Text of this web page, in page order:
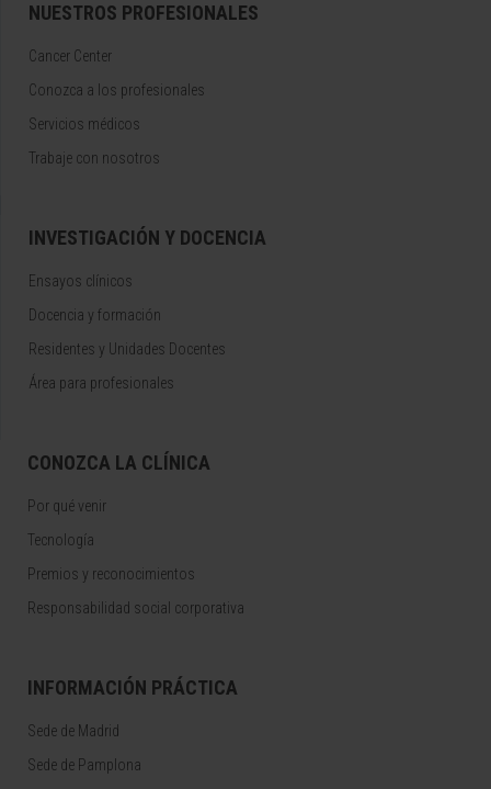
NUESTROS PROFESIONALES
Cancer Center
Conozca a los profesionales
Servicios médicos
Trabaje con nosotros
INVESTIGACIÓN Y DOCENCIA
Ensayos clínicos
Docencia y formación
Residentes y Unidades Docentes
Área para profesionales
CONOZCA LA CLÍNICA
Por qué venir
Tecnología
Premios y reconocimientos
Responsabilidad social corporativa
INFORMACIÓN PRÁCTICA
Sede de Madrid
Sede de Pamplona